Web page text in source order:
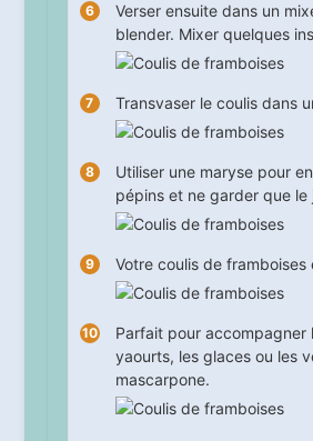
Verser ensuite dans un
blender. Mixer quelques
Transvaser le coulis dans
Utiliser une maryse pour
pépins et ne garder que le
Votre coulis de framboises
Parfait pour accompagner
yaourts, les glaces ou les
mascarpone.